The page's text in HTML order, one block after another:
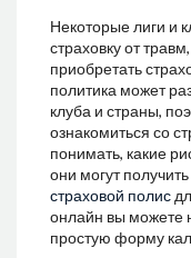
Некоторые лиги и
страховку от
приобретать
политика может
клуба и страны,
ознакомиться со
понимать, какие
они могут
страховой полис
онлайн вы можете
простую форму